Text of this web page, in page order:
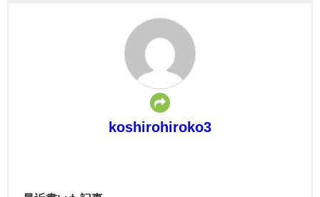
koshirohiroko3